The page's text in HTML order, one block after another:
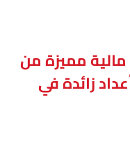
مالية مميزة من
زائدة في